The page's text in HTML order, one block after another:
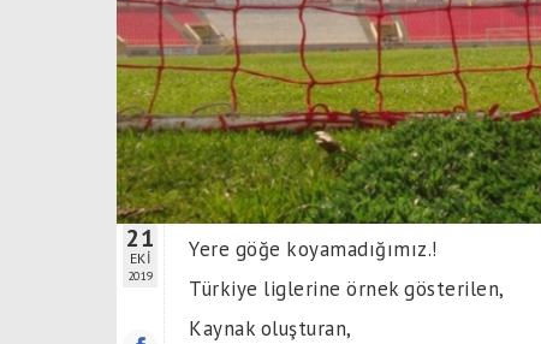
21
EKİ
2019
Yere göğe koyamadığımız.!
Türkiye liglerine örnek gösterilen,
Kaynak oluşturan,